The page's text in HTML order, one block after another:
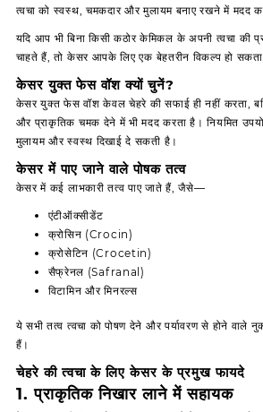
त्वचा को स्वस्थ, चमकदार और मुलायम बनाए रखने में मदद
यदि आप भी बिना किसी कठोर केमिकल के अपनी त्वचा की
चाहते हैं, तो केसर आपके लिए एक बेहतरीन विकल्प हो
केसर युक्त फेस वॉश क्यों चुनें?
केसर युक्त फेस वॉश केवल चेहरे की सफाई ही नहीं करता,
और प्राकृतिक चमक देने में भी मदद करता है। नियमित
मुलायम और स्वस्थ दिखाई दे सकती है।
केसर में पाए जाने वाले पोषक तत्व
केसर में कई लाभकारी तत्व पाए जाते हैं, जैसे—
एंटीऑक्सीडेंट
क्रोसिन (Crocin)
क्रोसेटिन (Crocetin)
सैफ्रेनल (Safranal)
विटामिन और मिनरल्स
ये सभी तत्व त्वचा को पोषण देने और पर्यावरण से होने वाले
हैं।
चेहरे की त्वचा के लिए केसर के प्रमुख फायदे
1. प्राकृतिक निखार लाने में सहायक